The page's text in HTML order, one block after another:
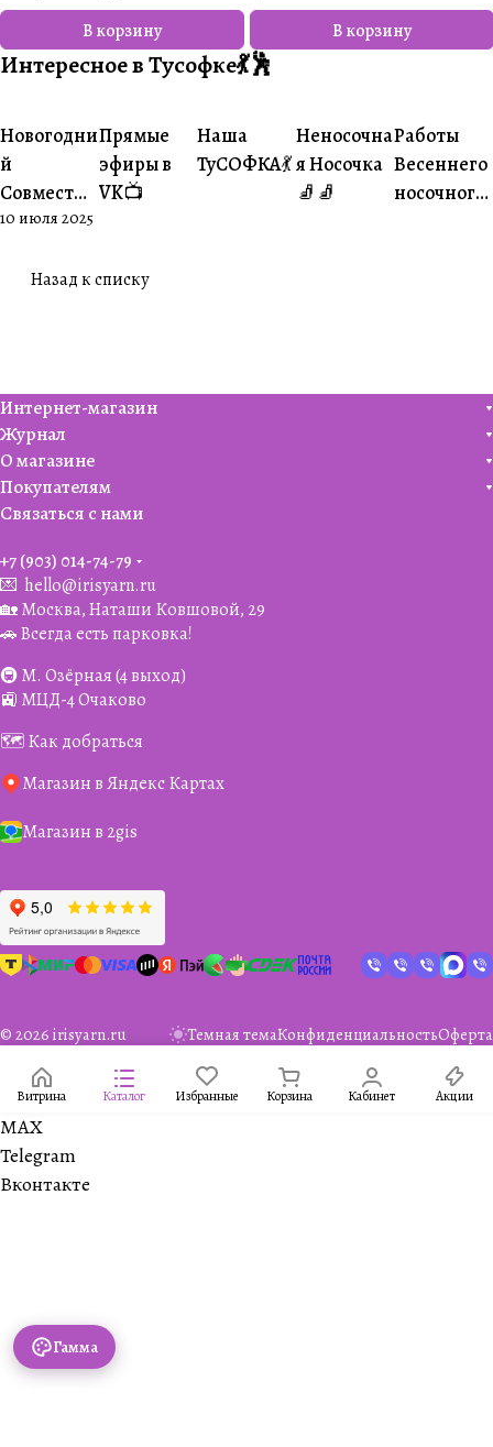
В корзину В корзину
Интересное в Тусофке💃🕺
#Совместники
Новогодни
й
Совместни
к🎄
10 июля 2025
#Житуха
Прямые
эфиры в
VK📺
#Совместники
Наша
ТуСОФКА💃
#Ваше
творчество
Неносочна
я Носочка
🧦🧦
#Ваше
Работы
Весеннего
носочного
Назад к списку
Интернет-магазин
Журнал
О магазине
Покупателям
Связаться с нами
+7 (903) 014-74-79‬
💌 hello@irisyarn.ru
🏡 Москва, Наташи Ковшовой, 29
🚗 Всегда есть парковка!
🚇 М. Озёрная (4 выход)
🚉 МЦД-4 Очаково
🗺️ Как добраться
Магазин в Яндекс Картах
Магазин в 2gis
© 2026 irisyarn.ru Темная темаКонфиденциальностьОферта
Витрина Каталог Избранные Корзина Кабинет Акции
Гамма
MAX
Telegram
Вконтакте